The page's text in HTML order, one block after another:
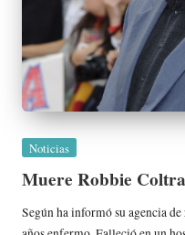
Publicada
Noticias
Muere Robbie
Según ha informó su agencia